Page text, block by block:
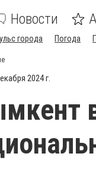
Новости
города Погода
2024 г.